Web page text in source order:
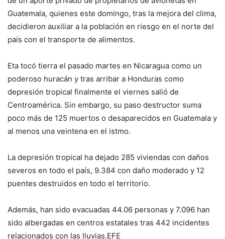
Guatemala, quienes este domingo, tras la mejora del clima,
decidieron auxiliar a la población en riesgo en el norte del
país con el transporte de alimentos.
Eta tocó tierra el pasado martes en Nicaragua como un
poderoso huracán y tras arribar a Honduras como
depresión tropical finalmente el viernes salió de
Centroamérica. Sin embargo, su paso destructor suma
poco más de 125 muertos o desaparecidos en Guatemala y
al menos una veintena en el istmo.
La depresión tropical ha dejado 285 viviendas con daños
severos en todo el país, 9.384 con daño moderado y 12
puentes destruidos en todo el territorio.
Además, han sido evacuadas 44.06 personas y 7.096 han
sido albergadas en centros estatales tras 442 incidentes
relacionados con las lluvias.EFE